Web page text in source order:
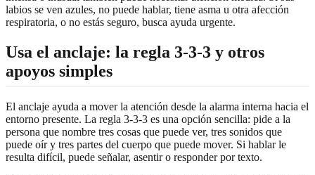
labios se ven azules, no puede hablar, tiene asma u otra afección
respiratoria, o no estás seguro, busca ayuda urgente.
Usa el anclaje: la regla 3-3-3 y otros
apoyos simples
El anclaje ayuda a mover la atención desde la alarma interna hacia el
entorno presente. La regla 3-3-3 es una opción sencilla: pide a la
persona que nombre tres cosas que puede ver, tres sonidos que
puede oír y tres partes del cuerpo que puede mover. Si hablar le
resulta difícil, puede señalar, asentir o responder por texto.